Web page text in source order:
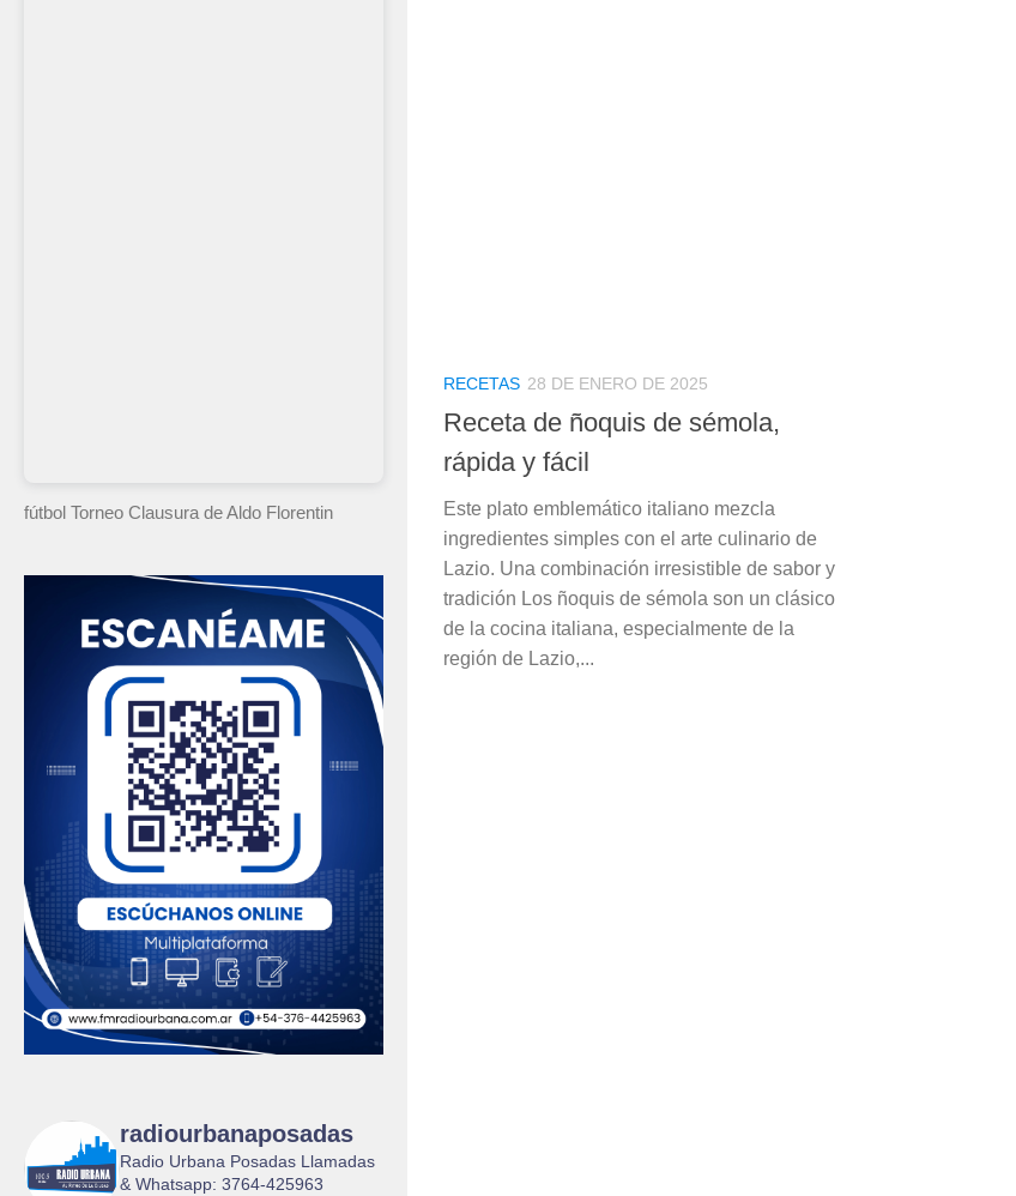
RECETAS 28 DE ENERO DE 2025
Receta de ñoquis de sémola,
rápida y fácil
Este plato emblemático italiano mezcla
ingredientes simples con el arte culinario de
Lazio. Una combinación irresistible de sabor y
tradición Los ñoquis de sémola son un clásico
de la cocina italiana, especialmente de la
región de Lazio,...
fútbol Torneo Clausurade Aldo Florentin
radiourbanaposadas
Radio Urbana Posadas Llamadas
& Whatsapp: 3764-425963